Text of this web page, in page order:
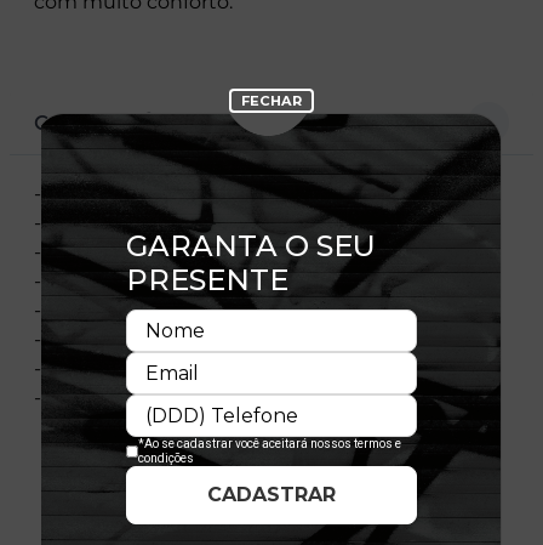
CARACTERÍSTICAS
- Aba Curva
- Fechamento tipo Snapback
- Estruturado
- Bordado Frontal, Flag Bordada
- Material: Sarja
- Composição: 100% Poliéster
- Importado
- Licença Oficial